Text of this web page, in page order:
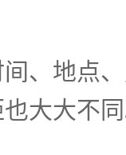
、地点
大大不